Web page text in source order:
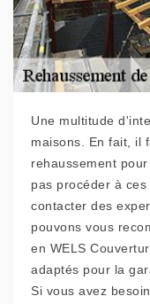
Une multitude
maisons. En fait, il
rehaussement
pas procéder à
contacter des
pouvons vous
en WELS
adaptés pour la
Si vous avez